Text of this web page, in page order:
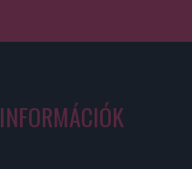
INFORMÁCIÓK